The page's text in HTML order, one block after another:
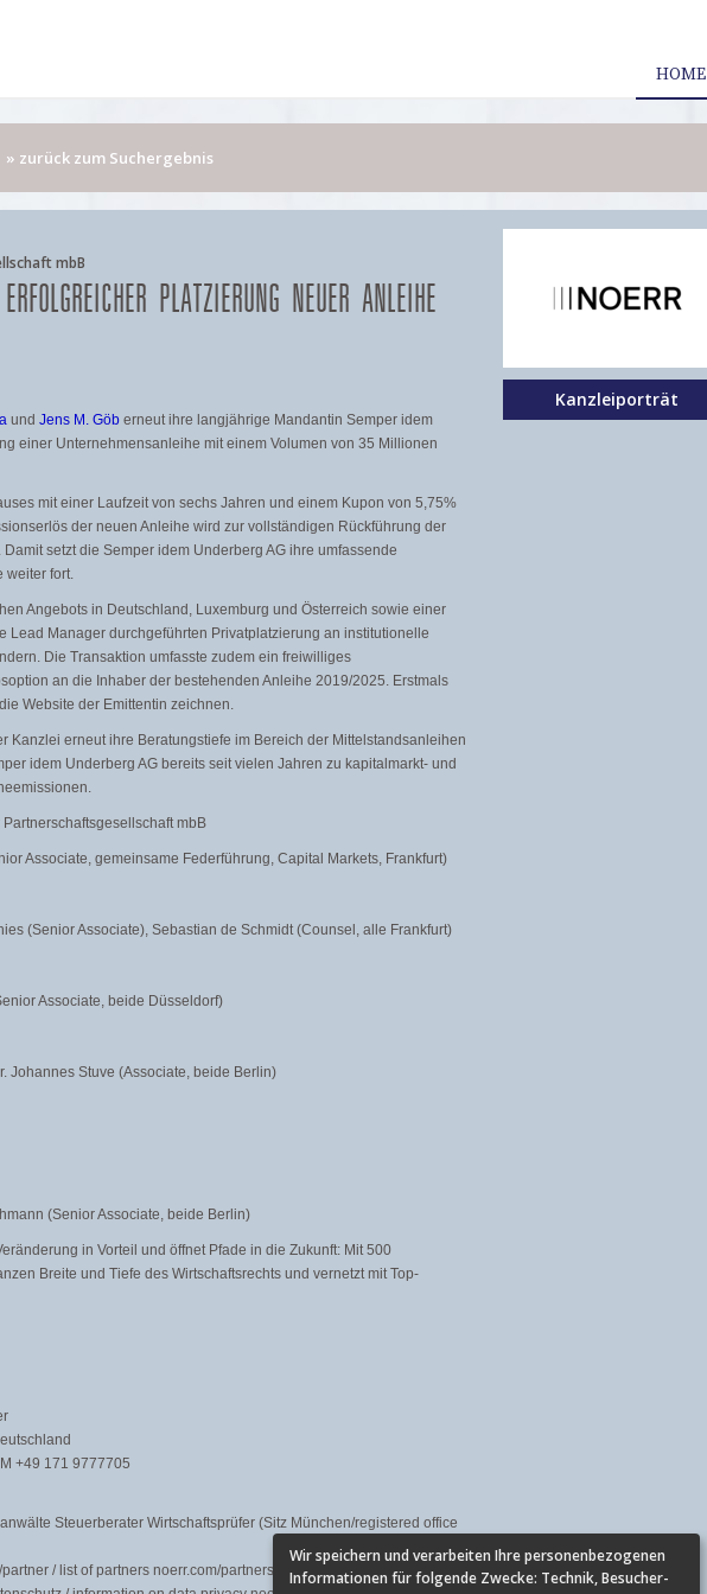
HOME
» zurück zum Suchergebnis
mbB
PLATZIERUNG NEUER ANLEIHE
und Jens M. Göb erneut ihre langjährige Mandantin Semper idem
einer Unternehmensanleihe mit einem Volumen von 35 Millionen
mit einer Laufzeit von sechs Jahren und einem Kupon von 5,75%
der neuen Anleihe wird zur vollständigen Rückführung der
setzt die Semper idem Underberg AG ihre umfassende
weiter fort.
Angebots in Deutschland, Luxemburg und Österreich sowie einer
Lead Manager durchgeführten Privatplatzierung an institutionelle
Die Transaktion umfasste zudem ein freiwilliges
an die Inhaber der bestehenden Anleihe 2019/2025. Erstmals
Website der Emittentin zeichnen.
Kanzlei erneut ihre Beratungstiefe im Bereich der Mittelstandsanleihen
idem Underberg AG bereits seit vielen Jahren zu kapitalmarkt- und
Partnerschaftsgesellschaft mbB
Associate, gemeinsame Federführung, Capital Markets, Frankfurt)
(Senior Associate), Sebastian de Schmidt (Counsel, alle Frankfurt)
Associate, beide Düsseldorf)
Johannes Stuve (Associate, beide Berlin)
(Senior Associate, beide Berlin)
in Vorteil und öffnet Pfade in die Zukunft: Mit 500
Breite und Tiefe des Wirtschaftsrechts und vernetzt mit Top-
+49 171 9777705
Steuerberater Wirtschaftsprüfer (Sitz München/registered office
/ list of partners noerr.com/partners
Kanzleiporträt
Wir speichern und verarbeiten Ihre personenbezogenen
Informationen für folgende Zwecke: Technik, Besucher-